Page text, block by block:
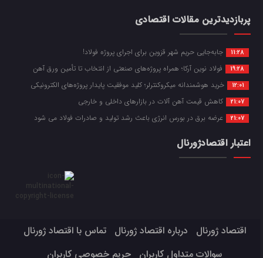
پربازدیدترین مقالات اقتصادی
11:28 جابه‌جایی حریم شهر قزوین برای اجرای پروژه فولاد!
19:28 فولاد نوین آرکا؛ همراه پروژه‌های صنعتی از انتخاب تا تأمین ورق آهن
12:01 خرید هوشمندانه میکروکنترلر؛ کلید موفقیت پایدار پروژه‌های الکترونیکی
21:07 کاهش قیمت آهن آلات در بازارهای داخلی و خارجی
21:07 عرضه برق در بورس انرژی باعث رشد تولید و صادرات فولاد می شود
اعتبار اقتصادژورنال
اقتصاد ژورنال درباره اقتصاد ژورنال
تماس با اقتصاد ژورنال
سوالات متداول کاربران
حریم خصوصی کاربران